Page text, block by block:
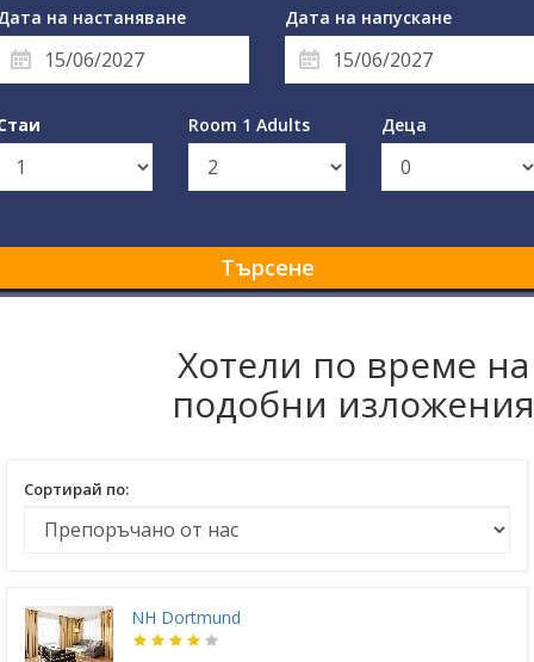
на настаняване Дата на напускане
Room 1 Adults Деца
Търсене
Хотели по време на
подобни изложения
Сортирай по:
NH Dortmund